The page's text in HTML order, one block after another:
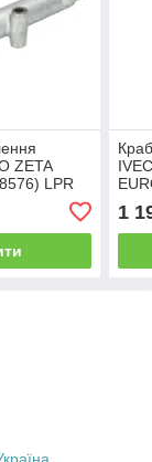
ZETA
LPR
1